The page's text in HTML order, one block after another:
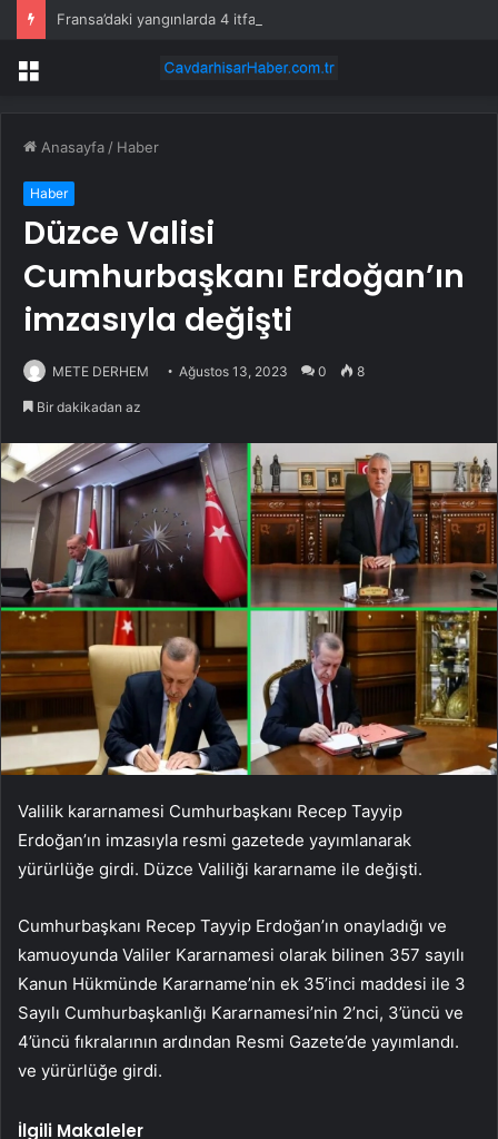
Fransa’daki yangınlarda 4 itfaiye eri hayatını kaybetti
Menü
Anasayfa / Haber
Haber
Düzce Valisi
Cumhurbaşkanı Erdoğan’ın
imzasıyla değişti
METE DERHEM Ağustos 13, 2023 0 8
Bir dakikadan az
Valilik kararnamesi Cumhurbaşkanı Recep Tayyip
Erdoğan’ın imzasıyla resmi gazetede yayımlanarak
yürürlüğe girdi. Düzce Valiliği kararname ile değişti.
Cumhurbaşkanı Recep Tayyip Erdoğan’ın onayladığı ve
kamuoyunda Valiler Kararnamesi olarak bilinen 357 sayılı
Kanun Hükmünde Kararname’nin ek 35’inci maddesi ile 3
Sayılı Cumhurbaşkanlığı Kararnamesi’nin 2’nci, 3’üncü ve
4’üncü fıkralarının ardından Resmi Gazete’de yayımlandı.
ve yürürlüğe girdi.
İlgili Makaleler